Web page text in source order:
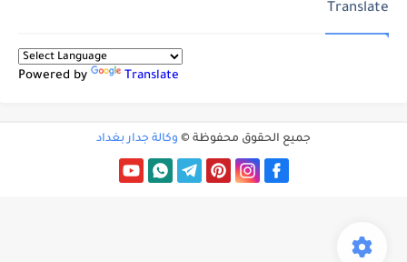
Translate
Powered by Translate
جميع الحقوق محفوظة © وكالة جدار بغداد